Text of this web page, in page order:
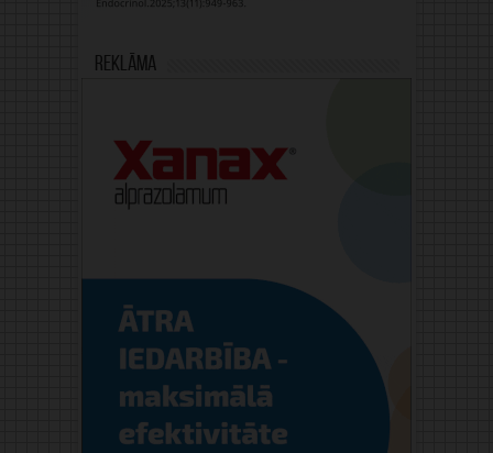
Reklāma